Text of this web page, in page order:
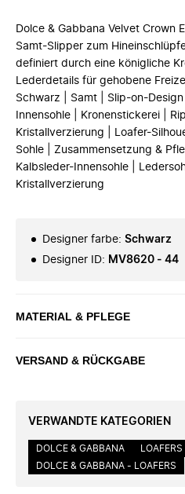
Dolce & Gabbana Velvet Crown
Samt-Slipper zum
definiert durch eine königliche
Lederdetails für gehobene
Schwarz | Samt | Slip-on-
Innensohle | Kronenstickerei |
Kristallverzierung | Loafer-
Sohle | Zusammensetzung &
Kalbsleder-Innensohle |
Kristallverzierung
Designer farbe: Schwarz
Designer ID: MV8620 - 44
MATERIAL & PFLEGE
VERSAND & RÜCKGABE
VERWANDTE KATEGORIEN
DOLCE & GABBANA LOAFERS
DOLCE & GABBANA - LOAFERS